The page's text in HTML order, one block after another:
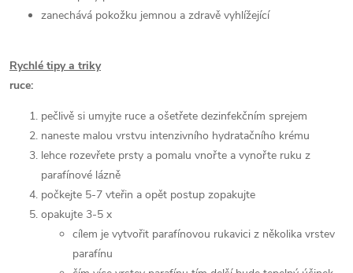
zanechává pokožku jemnou a zdravě vyhlížející
Rychlé tipy a triky
ruce:
pečlivě si umyjte ruce a ošetřete dezinfekčním sprejem
naneste malou vrstvu intenzivního hydratačního krému
lehce rozevřete prsty a pomalu vnořte a vynořte ruku z
parafínové lázně
počkejte 5-7 vteřin a opět postup zopakujte
opakujte 3-5 x
cílem je vytvořit parafínovou rukavici z několika vrstev
parafínu